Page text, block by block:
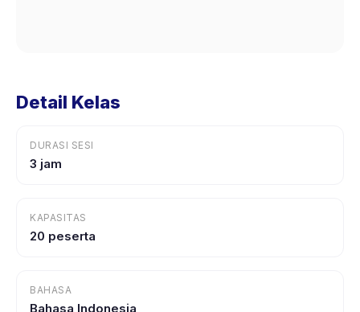
Detail Kelas
DURASI SESI
3 jam
KAPASITAS
20 peserta
BAHASA
Bahasa Indonesia